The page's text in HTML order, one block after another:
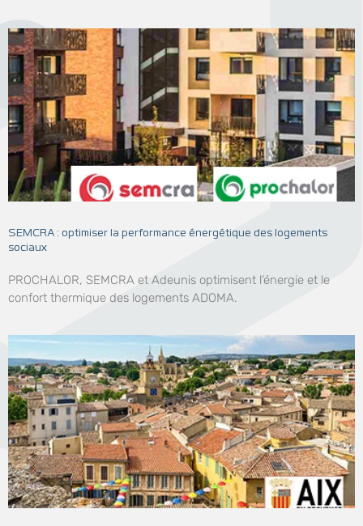
SEMCRA : optimiser la performance énergétique des logements
sociaux
PROCHALOR, SEMCRA et Adeunis optimisent l’énergie et le
confort thermique des logements ADOMA.